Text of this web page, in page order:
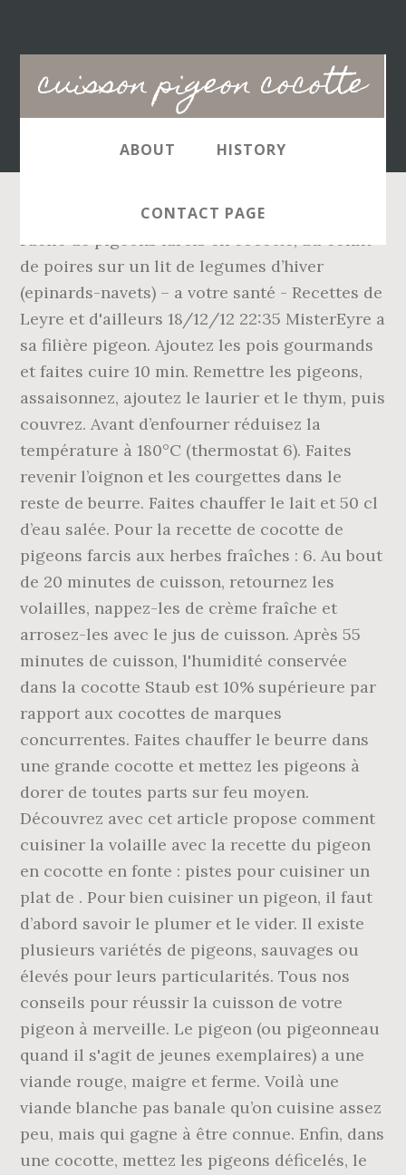
cuisson pigeon cocotte
Main
navigation
ABOUT HISTORY
CONTACT PAGE
Facile de pigeons farcis en cocotte, au confit
de poires sur un lit de legumes d’hiver
(epinards-navets) – a votre santé - Recettes de
Leyre et d'ailleurs 18/12/12 22:35 MisterEyre a
sa filière pigeon. Ajoutez les pois gourmands
et faites cuire 10 min. Remettre les pigeons,
assaisonnez, ajoutez le laurier et le thym, puis
couvrez. Avant d’enfourner réduisez la
température à 180°C (thermostat 6). Faites
revenir l’oignon et les courgettes dans le
reste de beurre. Faites chauffer le lait et 50 cl
d’eau salée. Pour la recette de cocotte de
pigeons farcis aux herbes fraîches : 6. Au bout
de 20 minutes de cuisson, retournez les
volailles, nappez-les de crème fraîche et
arrosez-les avec le jus de cuisson. Après 55
minutes de cuisson, l'humidité conservée
dans la cocotte Staub est 10% supérieure par
rapport aux cocottes de marques
concurrentes. Faites chauffer le beurre dans
une grande cocotte et mettez les pigeons à
dorer de toutes parts sur feu moyen.
Découvrez avec cet article propose comment
cuisiner la volaille avec la recette du pigeon
en cocotte en fonte : pistes pour cuisiner un
plat de . Pour bien cuisiner un pigeon, il faut
d’abord savoir le plumer et le vider. Il existe
plusieurs variétés de pigeons, sauvages ou
élevés pour leurs particularités. Tous nos
conseils pour réussir la cuisson de votre
pigeon à merveille. Le pigeon (ou pigeonneau
quand il s'agit de jeunes exemplaires) a une
viande rouge, maigre et ferme. Voilà une
viande blanche pas banale qu’on cuisine assez
peu, mais qui gagne à être connue. Enfin, dans
une cocotte, mettez les pigeons déficelés, le